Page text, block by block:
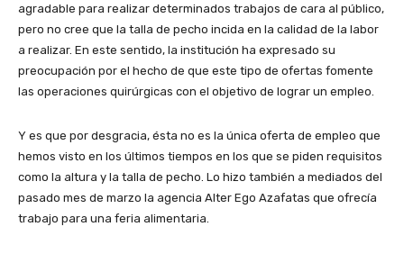
agradable para realizar determinados trabajos de cara al público,
pero no cree que la talla de pecho incida en la calidad de la labor
a realizar. En este sentido, la institución ha expresado su
preocupación por el hecho de que este tipo de ofertas fomente
las operaciones quirúrgicas con el objetivo de lograr un empleo.
Y es que por desgracia, ésta no es la única oferta de empleo que
hemos visto en los últimos tiempos en los que se piden requisitos
como la altura y la talla de pecho. Lo hizo también a mediados del
pasado mes de marzo la agencia Alter Ego Azafatas que ofrecía
trabajo para una feria alimentaria.